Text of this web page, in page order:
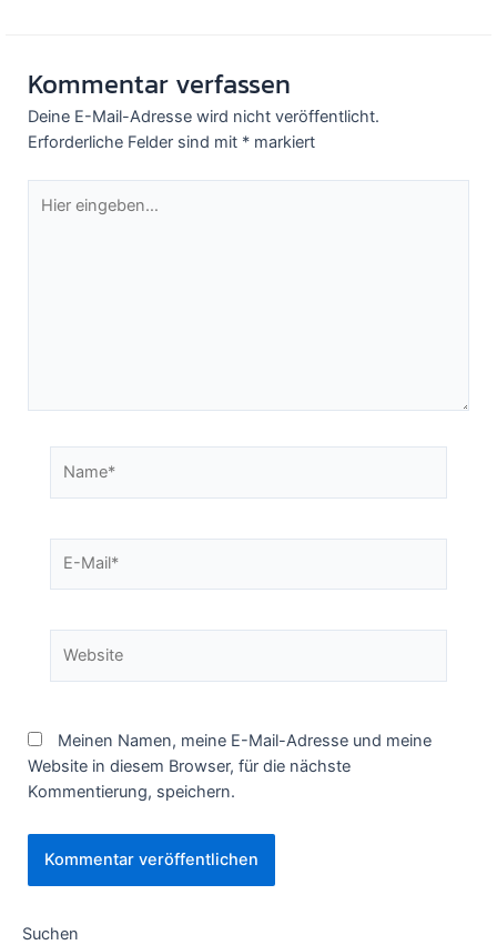
Kommentar verfassen
Deine E-Mail-Adresse wird nicht veröffentlicht.
Erforderliche Felder sind mit * markiert
eingeben…
Mail*
Meinen Namen, meine E-Mail-Adresse und meine
Website in diesem Browser, für die nächste
Kommentierung, speichern.
Suchen